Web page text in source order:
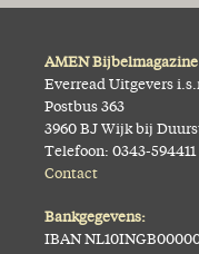
AMEN
Everread Uitgevers
Postbus 363
3960 BJ Wijk bij
Telefoon: 0343-594411
Contact
Bankgegevens:
IBAN